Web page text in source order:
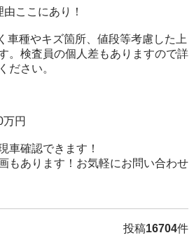
ここにあり！
車種やキズ箇所、値段等考慮した上
。検査員の個人差もありますので詳
ださい。
万円
車確認できます！
もあります！お気軽にお問い合わせ
投稿16704件